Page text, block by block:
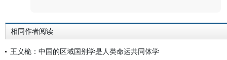
相同作者阅读
王义桅：中国的区域国别学是人类命运共同体学